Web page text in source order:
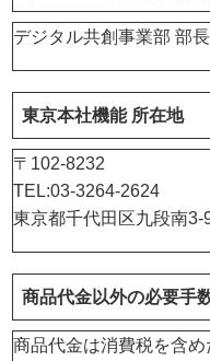
デジタル共創事業部 部
東京本社機能 所在地
〒102-8232
TEL:03-3264-2624
東京都千代田区九段南
商品代金以外の必要手
商品代金は消費税を含